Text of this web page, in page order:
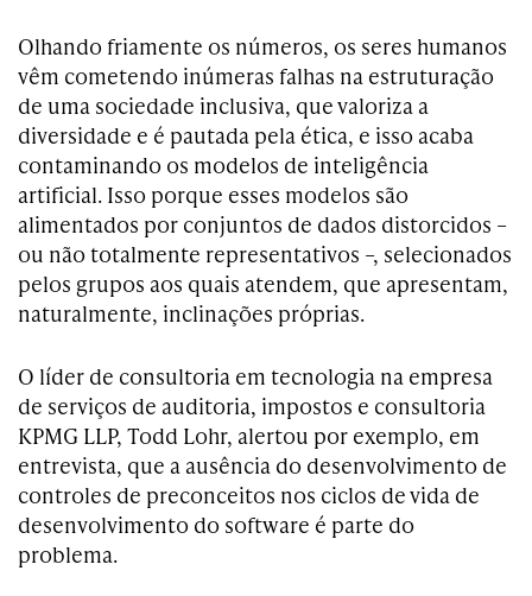
Olhando friamente os números, os seres humanos
vêm cometendo inúmeras falhas na estruturação
de uma sociedade inclusiva, que valoriza a
diversidade e é pautada pela ética, e isso acaba
contaminando os modelos de inteligência
artificial. Isso porque esses modelos são
alimentados por conjuntos de dados distorcidos –
ou não totalmente representativos –, selecionados
pelos grupos aos quais atendem, que apresentam,
naturalmente, inclinações próprias.
O líder de consultoria em tecnologia na empresa
de serviços de auditoria, impostos e consultoria
KPMG LLP, Todd Lohr, alertou por exemplo, em
entrevista, que a ausência do desenvolvimento de
controles de preconceitos nos ciclos de vida de
desenvolvimento do software é parte do
problema.